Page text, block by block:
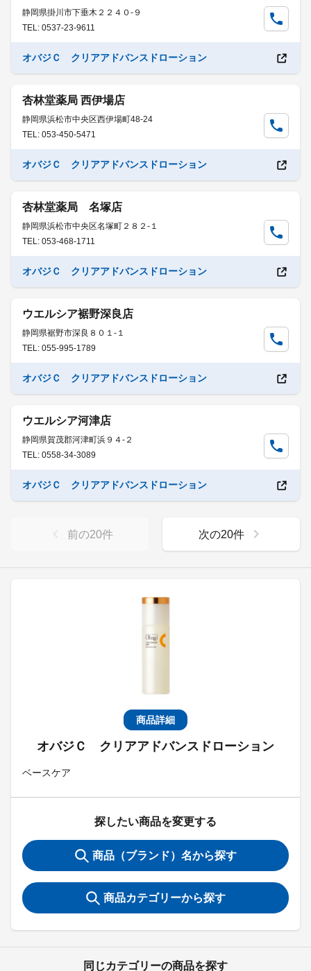
商品詳細
オバジＣ クリアアドバンスドローション
ベースケア
探したい商品を変更する
商品（ブランド）名から探す
商品カテゴリーから探す
同じカテゴリーの商品を探す
静岡県掛川市下垂木２２４０-９
TEL: 0537-23-9611
オバジＣ クリアアドバンスドローション
杏林堂薬局 西伊場店
静岡県浜松市中央区西伊場町48-24
TEL: 053-450-5471
オバジＣ クリアアドバンスドローション
杏林堂薬局 名塚店
静岡県浜松市中央区名塚町２８２-１
TEL: 053-468-1711
オバジＣ クリアアドバンスドローション
ウエルシア裾野深良店
静岡県裾野市深良８０１-１
TEL: 055-995-1789
オバジＣ クリアアドバンスドローション
ウエルシア河津店
静岡県賀茂郡河津町浜９４-２
TEL: 0558-34-3089
オバジＣ クリアアドバンスドローション
前の20件 次の20件